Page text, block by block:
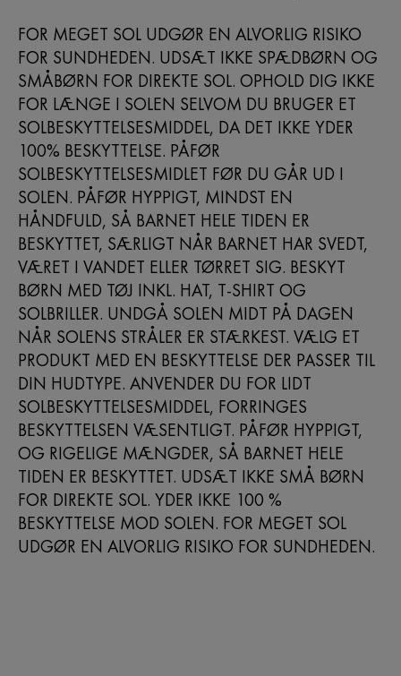
FOR MEGET SOL UDGØR EN ALVORLIG RISIKO
FOR SUNDHEDEN. UDSÆT IKKE SPÆDBØRN OG
SMÅBØRN FOR DIREKTE SOL. OPHOLD DIG IKKE
FOR LÆNGE I SOLEN SELVOM DU BRUGER ET
SOLBESKYTTELSESMIDDEL, DA DET IKKE YDER
100% BESKYTTELSE. PÅFØR
SOLBESKYTTELSESMIDLET FØR DU GÅR UD I
SOLEN. PÅFØR HYPPIGT, MINDST EN
HÅNDFULD, SÅ BARNET HELE TIDEN ER
BESKYTTET, SÆRLIGT NÅR BARNET HAR SVEDT,
VÆRET I VANDET ELLER TØRRET SIG. BESKYT
BØRN MED TØJ INKL. HAT, T-SHIRT OG
SOLBRILLER. UNDGÅ SOLEN MIDT PÅ DAGEN
NÅR SOLENS STRÅLER ER STÆRKEST. VÆLG ET
PRODUKT MED EN BESKYTTELSE DER PASSER TIL
DIN HUDTYPE. ANVENDER DU FOR LIDT
SOLBESKYTTELSESMIDDEL, FORRINGES
BESKYTTELSEN VÆSENTLIGT. PÅFØR HYPPIGT,
OG RIGELIGE MÆNGDER, SÅ BARNET HELE
TIDEN ER BESKYTTET. UDSÆT IKKE SMÅ BØRN
FOR DIREKTE SOL. YDER IKKE 100 %
BESKYTTELSE MOD SOLEN. FOR MEGET SOL
UDGØR EN ALVORLIG RISIKO FOR SUNDHEDEN.